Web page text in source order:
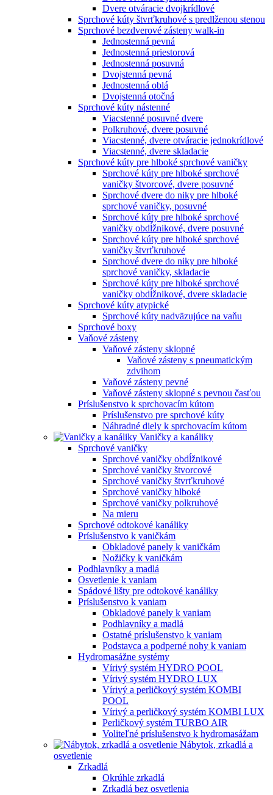
Dvere otváracie dvojkrídlové
Sprchové kúty štvrťkruhové s predlženou stenou
Sprchové bezdverové zásteny walk-in
Jednostenná pevná
Jednostenná priestorová
Jednostenná posuvná
Dvojstenná pevná
Jednostenná oblá
Dvojstenná otočná
Sprchové kúty nástenné
Viacstenné posuvné dvere
Polkruhové, dvere posuvné
Viacstenné, dvere otváracie jednokrídlové
Viacstenné, dvere skladacie
Sprchové kúty pre hlboké sprchové vaničky
Sprchové kúty pre hlboké sprchové
vaničky štvorcové, dvere posuvné
Sprchové dvere do niky pre hlboké
sprchové vaničky, posuvné
Sprchové kúty pre hlboké sprchové
vaničky obdĺžnikové, dvere posuvné
Sprchové kúty pre hlboké sprchové
vaničky štvrťkruhové
Sprchové dvere do niky pre hlboké
sprchové vaničky, skladacie
Sprchové kúty pre hlboké sprchové
vaničky obdĺžnikové, dvere skladacie
Sprchové kúty atypické
Sprchové kúty nadväzujúce na vaňu
Sprchové boxy
Vaňové zásteny
Vaňové zásteny sklopné
Vaňové zásteny s pneumatickým
zdvihom
Vaňové zásteny pevné
Vaňové zásteny sklopné s pevnou časťou
Príslušenstvo k sprchovacím kútom
Príslušenstvo pre sprchové kúty
Náhradné diely k sprchovacím kútom
Vaničky a kanáliky
Sprchové vaničky
Sprchové vaničky obdĺžnikové
Sprchové vaničky štvorcové
Sprchové vaničky štvrťkruhové
Sprchové vaničky hlboké
Sprchové vaničky polkruhové
Na mieru
Sprchové odtokové kanáliky
Príslušenstvo k vaničkám
Obkladové panely k vaničkám
Nožičky k vaničkám
Podhlavníky a madlá
Osvetlenie k vaniam
Spádové lišty pre odtokové kanáliky
Príslušenstvo k vaniam
Obkladové panely k vaniam
Podhlavníky a madlá
Ostatné príslušenstvo k vaniam
Podstavca a podperné nohy k vaniam
Hydromasážne systémy
Vírivý systém HYDRO POOL
Vírivý systém HYDRO LUX
Vírivý a perličkový systém KOMBI
POOL
Vírivý a perličkový systém KOMBI LUX
Perličkový systém TURBO AIR
Voliteľné príslušenstvo k hydromasážam
Nábytok, zrkadlá a
osvetlenie
Zrkadlá
Okrúhle zrkadlá
Zrkadlá bez osvetlenia